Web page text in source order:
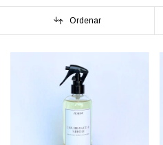
Ordenar